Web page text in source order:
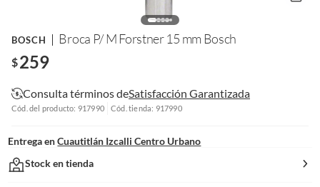
BOSCH Broca P/ M Forstner 15 mm Bosch
$259
Consulta términos deSatisfacción Garantizada
Cód. del producto: 917990 Cód. tienda: 917990
Entrega en Cuautitlán Izcalli Centro Urbano
Stock en tienda